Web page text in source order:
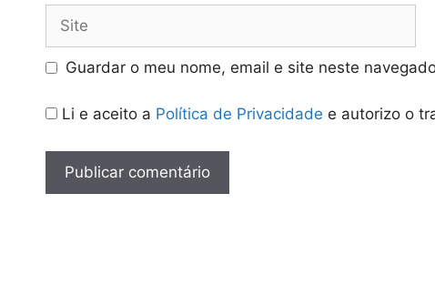
Site
Guardar o meu nome, email e site neste
Li e aceito a Política de Privacidade e autorizo o